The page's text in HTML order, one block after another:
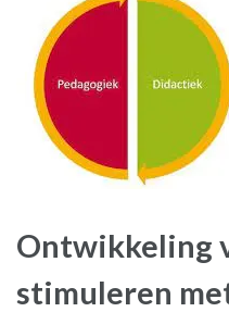
Ontwikkeling
stimuleren